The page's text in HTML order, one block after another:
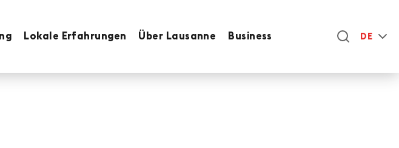
Lokale Erfahrungen Über Lausanne Business DE